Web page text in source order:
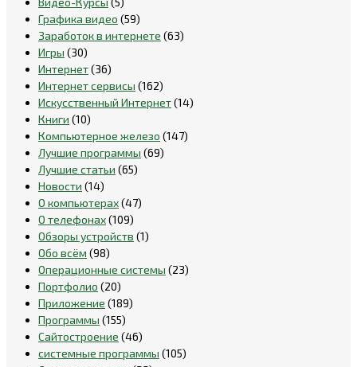
Графика видео (59)
Заработок в интернете (63)
Игры (30)
Интернет(36)
Интернет сервисы (162)
Искусственный Интернет(14)
Книги (10)
Компьютерное железо (147)
Лучшие программы (69)
Лучшие статьи (65)
Новости (14)
О компьютерах(47)
О телефонах(109)
Обзоры устройств (1)
Обо всём (98)
Операционные системы (23)
Портфолио (20)
Приложение (189)
Программы (155)
Сайтостроение (46)
системные программы (105)